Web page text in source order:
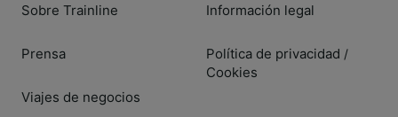
Sobre Trainline
Prensa
Viajes de negocios
Información legal
Política de privacidad /
Cookies